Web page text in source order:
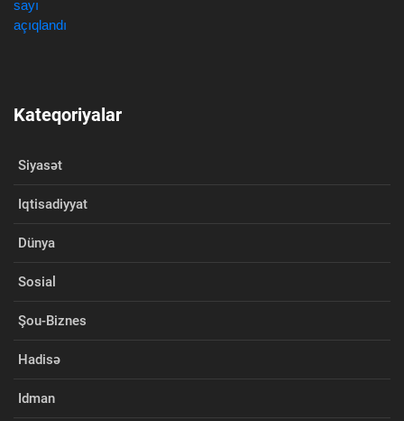
Kateqoriyalar
Siyasət
Iqtisadiyyat
Dünya
Sosial
Şou-Biznes
Hadisə
Idman